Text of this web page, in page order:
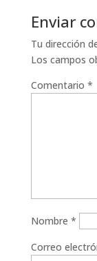
Enviar
Tu dirección
Los campos
Comentario *
Nombre *
Correo